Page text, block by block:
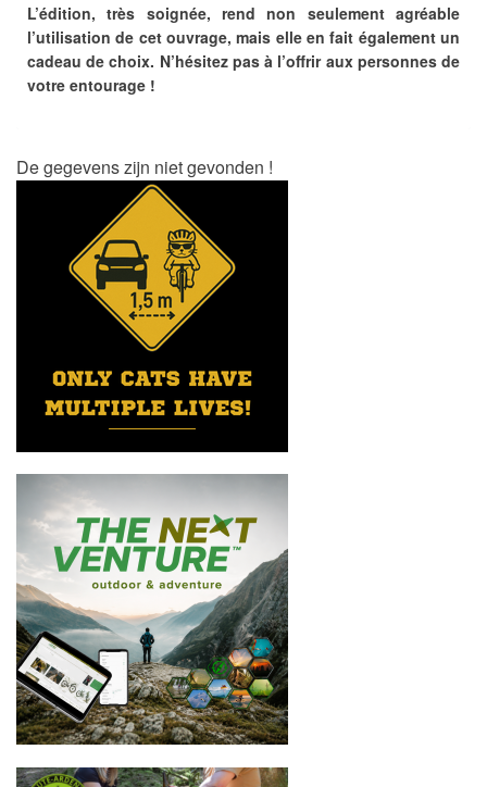
L’édition, très soignée, rend non seulement agréable
l’utilisation de cet ouvrage, mais elle en fait également un
cadeau de choix. N’hésitez pas à l’offrir aux personnes de
votre entourage !
De gegevens zijn niet gevonden !